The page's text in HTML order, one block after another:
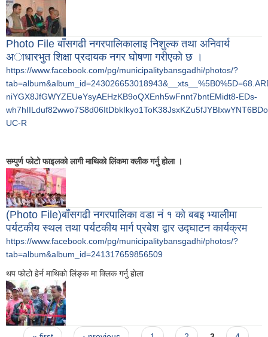
Photo File बाँसगढी नगरपालिकालाइ निशुल्क तथा अनिवार्य
अाधारभुत शिक्षा प्रदायक नगर घोषणा गरीएको छ ।
https://www.facebook.com/pg/municipalitybansgadhi/photos/?
niYGX8JfGWYZEUeYsyAEHzKB9oQXEnh5wFnnt7bntEMidt8-EDs-
UC-R
सम्पुर्ण फोटो फाइलको लागी माथिकाे लिंकमा क्लीक गर्नु होला ।
(Photo File)बाँसगढी नगरपालिका वडा नं १ को बबइ भ्यालीमा
पर्यटकीय स्थल तथा पर्यटकीय मार्ग प्रबेश द्वार उद्घाटन कार्यक्रम
https://www.facebook.com/pg/municipalitybansgadhi/photos/?
tab=album&album_id=241317659856509
थप फोटो हेर्न माथिकाे लिंङ्क मा क्लिक गर्नु हाेला